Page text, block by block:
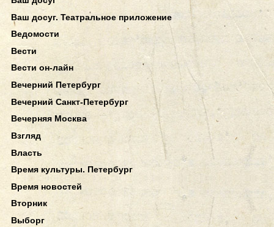
Ваш досуг. Театральное приложение
Ведомости
Вести
Вести он-лайн
Вечерний Петербург
Вечерний Санкт-Петербург
Вечерняя Москва
Взгляд
Власть
Время культуры. Петербург
Время новостей
Вторник
Выборг